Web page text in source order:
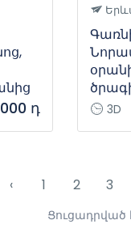
դ 3D
‹ 1 2 3
Ցուցադրված